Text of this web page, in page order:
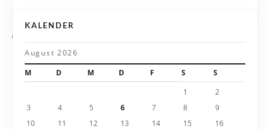
a
KALENDER
August 2026
M
D M D F S
S
1
2
3
4 5 6 7 8
9
10
11 12 13 14 15
16